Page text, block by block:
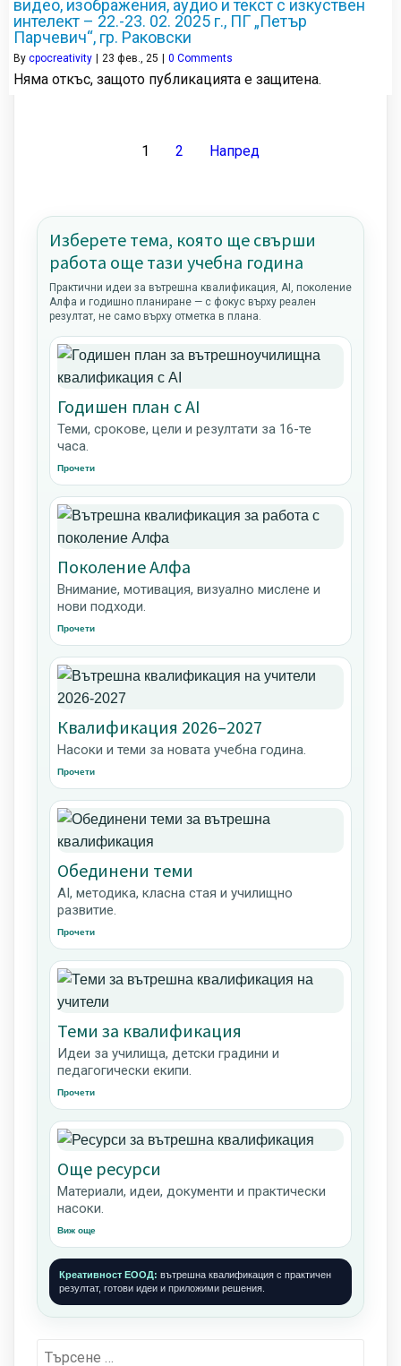
видео, изображения, аудио и текст с изкуствен
интелект – 22.-23. 02. 2025 г., ПГ „Петър
Парчевич“, гр. Раковски
By cpocreativity 23 фев., 25 0 Comments
Няма откъс, защото публикацията е защитена.
1 2 Напред
Изберете тема, която ще свърши
работа още тази учебна година
Практични идеи за вътрешна квалификация, AI, поколение
Алфа и годишно планиране — с фокус върху реален
резултат, не само върху отметка в плана.
Годишен план с AI
Теми, срокове, цели и резултати за 16-те
часа.
Прочети
Поколение Алфа
Внимание, мотивация, визуално мислене и
нови подходи.
Прочети
Квалификация 2026–2027
Насоки и теми за новата учебна година.
Прочети
Обединени теми
AI, методика, класна стая и училищно
развитие.
Прочети
Теми за квалификация
Идеи за училища, детски градини и
педагогически екипи.
Прочети
Още ресурси
Материали, идеи, документи и практически
насоки.
Виж още
Креативност ЕООД: вътрешна квалификация с практичен
резултат, готови идеи и приложими решения.
Търсене